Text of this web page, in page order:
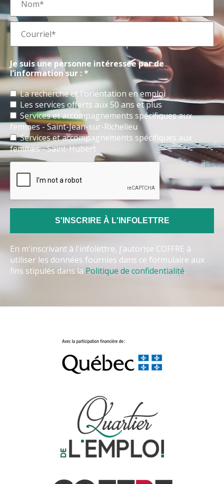
Je suis une personne intéressée par de
l’information sur : *
La recherche et l'orientation en emploi
Les services offerts aux 50 ans et plus
Services et accompagnements spécifiques aux
femmes - Saint-Jean-sur-Richelieu
Services et accompagnements spécifiques aux
femmes - Saint-Hubert
En m'inscrivant à l'infolettre, j’autorise COFFRE à
utiliser les données fournies dans ce formulaire aux
fins stipulés dans la Politique de confidentialité.